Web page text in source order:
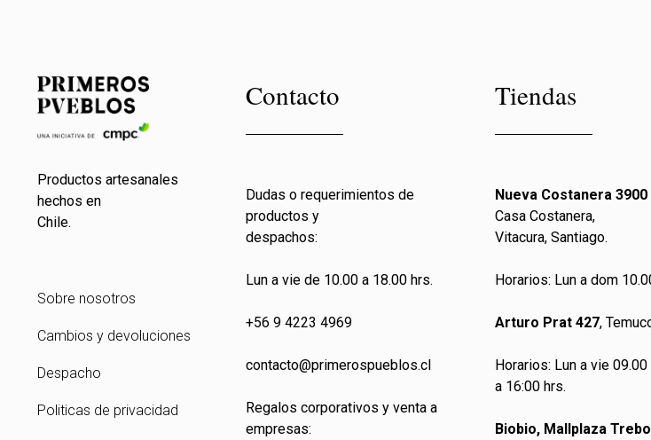
Productos artesanales
hechos en
Chile.
Sobre nosotros
Cambios y devoluciones
Despacho
Politicas de privacidad
Contacto
Dudas o requerimientos de
productos y
despachos:
Lun a vie de 10.00 a 18.00 hrs.
+56 9 4223 4969
contacto@primerospueblos.cl
Regalos corporativos y venta a
empresas:
Tiendas
Nueva Costanera
Casa Costanera,
Vitacura, Santiago.
Horarios: Lun a dom
Arturo Prat 427,
Horarios: Lun a vie
a 16:00 hrs.
Biobio, Mallplaza Trebol